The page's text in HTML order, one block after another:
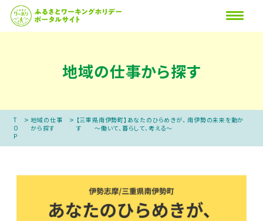
地域の仕事から探す
T
O
P
> 地域の仕事
から探す
> 【三重県南伊勢町】あなたのひらめきが、 南伊勢の未来を動か
す ～働いて、暮らして、考える～